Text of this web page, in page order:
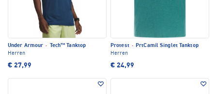
Under Armour ·
Tech™ Tanktop
Herren
€ 27,99
Protest · PrtCamil Singlet Tanktop
Herren
€ 24,99